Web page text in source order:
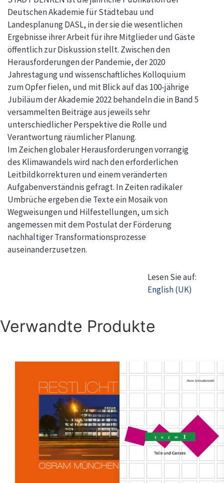
Deutschen Akademie für Städtebau und
Landesplanung DASL, in der sie die wesentlichen
Ergebnisse ihrer Arbeit für ihre Mitglieder und Gäste
öffentlich zur Diskussion stellt. Zwischen den
Herausforderungen der Pandemie, der 2020
Jahrestagung und wissenschaftliches Kolloquium
zum Opfer fielen, und mit Blick auf das 100-jährige
Jubiläum der Akademie 2022 behandeln die in Band 5
versammelten Beiträge aus jeweils sehr
unterschiedlicher Perspektive die Rolle und
Verantwortung räumlicher Planung.
Im Zeichen globaler Herausforderungen vorrangig
des Klimawandels wird nach den erforderlichen
Leitbildkorrekturen und einem veränderten
Aufgabenverständnis gefragt. In Zeiten radikaler
Umbrüche ergeben die Texte ein Mosaik von
Wegweisungen und Hilfestellungen, um sich
angemessen mit dem Postulat der Förderung
nachhaltiger Transformationsprozesse
auseinanderzusetzen.
Lesen Sie auf:
English (UK)
Verwandte Produkte